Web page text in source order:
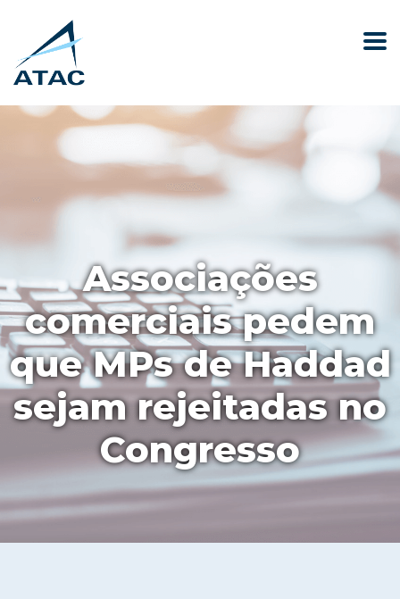
Associações
comerciais pedem
que MPs de Haddad
sejam rejeitadas no
Congresso